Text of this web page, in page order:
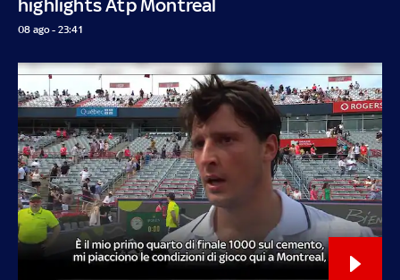
highlights Atp Montreal
08 ago - 23:41